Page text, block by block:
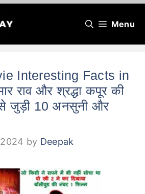
Menu
Interesting Facts in
राव और श्रद्धा कपूर की
से जुड़ी 10 अनसुनी और
by Deepak